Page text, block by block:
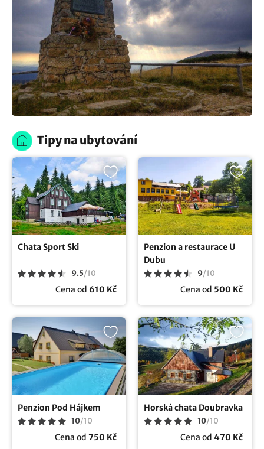
Tipy na ubytování
Chata Sport Ski
9.5/10
Cena od 610 Kč
Penzion a restaurace U
Dubu
9/10
Cena od 500 Kč
Penzion Pod Hájkem
10/10
Cena od 750 Kč
Horská chata Doubravka
10/10
Cena od 470 Kč